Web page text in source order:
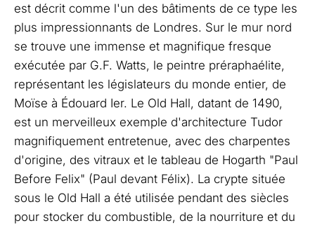
est décrit comme l'un des bâtiments de ce type les
plus impressionnants de Londres. Sur le mur nord
se trouve une immense et magnifique fresque
exécutée par G.F. Watts, le peintre préraphaélite,
représentant les législateurs du monde entier, de
Moïse à Édouard Ier. Le Old Hall, datant de 1490,
est un merveilleux exemple d'architecture Tudor
magnifiquement entretenue, avec des charpentes
d'origine, des vitraux et le tableau de Hogarth "Paul
Before Felix" (Paul devant Félix). La crypte située
sous le Old Hall a été utilisée pendant des siècles
pour stocker du combustible, de la nourriture et du